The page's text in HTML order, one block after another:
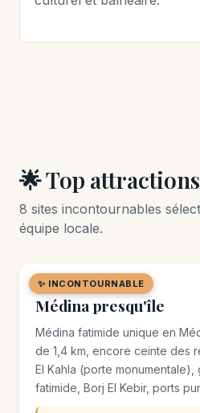
🌟 Top
8 sites incontournables
équipe locale.
✨ INCONTOURNABLE
🏘️ QUARTIER
Médina presqu'île
Médina fatimide unique en
de 1,4 km, encore ceinte des
El Kahla (porte
fatimide, Borj El Kebir, ports